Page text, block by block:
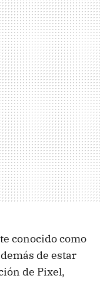
conocido como
de estar
de Pixel,